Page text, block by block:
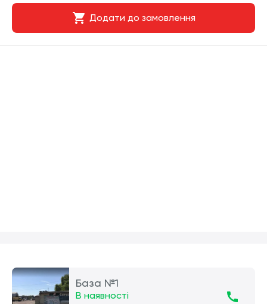
Додати до замовлення
База №1
В наявності